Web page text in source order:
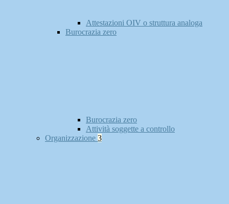
Attestazioni OIV o struttura analoga
Burocrazia zero
Burocrazia zero
Attività soggette a controllo
Organizzazione 3